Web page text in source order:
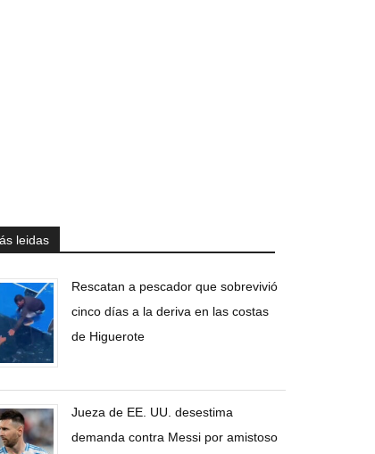
leidas
Rescatan a pescador que sobrevivió
cinco días a la deriva en las costas
de Higuerote
Jueza de EE. UU. desestima
demanda contra Messi por amistoso